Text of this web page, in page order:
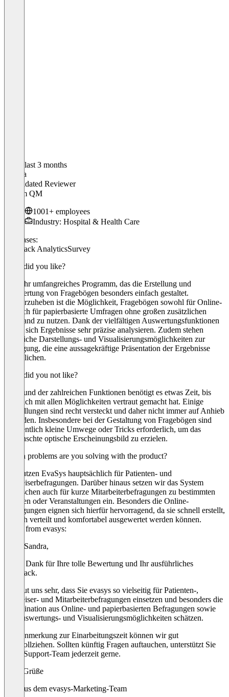
In the last 3 months
Sandra
Validated Reviewer
MA im QM
1001+ employees
Industry: Hospital & Health Care
Use cases:
Feedback AnalyticsSurvey
What did you like?
Ein sehr umfangreiches Programm, das die Erstellung und
Auswertung von Fragebögen besonders einfach gestaltet.
Hervorzuheben ist die Möglichkeit, Fragebögen sowohl für Online-
als auch für papierbasierte Umfragen ohne großen zusätzlichen
Aufwand zu nutzen. Dank der vielfältigen Auswertungsfunktionen
lassen sich Ergebnisse sehr präzise analysieren. Zudem stehen
zahlreiche Darstellungs- und Visualisierungsmöglichkeiten zur
Verfügung, die eine aussagekräftige Präsentation der Ergebnisse
ermöglichen.
What did you not like?
Aufgrund der zahlreichen Funktionen benötigt es etwas Zeit, bis
man sich mit allen Möglichkeiten vertraut gemacht hat. Einige
Einstellungen sind recht versteckt und daher nicht immer auf Anhieb
zu finden. Insbesondere bei der Gestaltung von Fragebögen sind
gelegentlich kleine Umwege oder Tricks erforderlich, um das
gewünschte optische Erscheinungsbild zu erzielen.
Which problems are you solving with the product?
Wir nutzen EvaSys hauptsächlich für Patienten- und
Einweiserbefragungen. Darüber hinaus setzen wir das System
inzwischen auch für kurze Mitarbeiterbefragungen zu bestimmten
Themen oder Veranstaltungen ein. Besonders die Online-
Befragungen eignen sich hierfür hervorragend, da sie schnell erstellt,
einfach verteilt und komfortabel ausgewertet werden können.
Reply from evasys:
Hallo Sandra,
vielen Dank für Ihre tolle Bewertung und Ihr ausführliches
Feedback.
Es freut uns sehr, dass Sie evasys so vielseitig für Patienten-,
Einweiser- und Mitarbeiterbefragungen einsetzen und besonders die
Kombination aus Online- und papierbasierten Befragungen sowie
die Auswertungs- und Visualisierungsmöglichkeiten schätzen.
Ihre Anmerkung zur Einarbeitungszeit können wir gut
nachvollziehen. Sollten künftig Fragen auftauchen, unterstützt Sie
unser Support-Team jederzeit gerne.
Viele Grüße
Jana aus dem evasys-Marketing-Team